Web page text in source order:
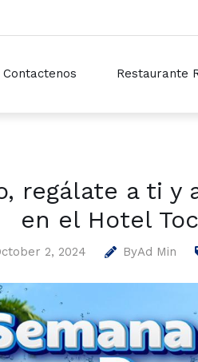
Contactenos Restaurante
regálate a ti
en el Hotel
2, 2024 ByAd Min